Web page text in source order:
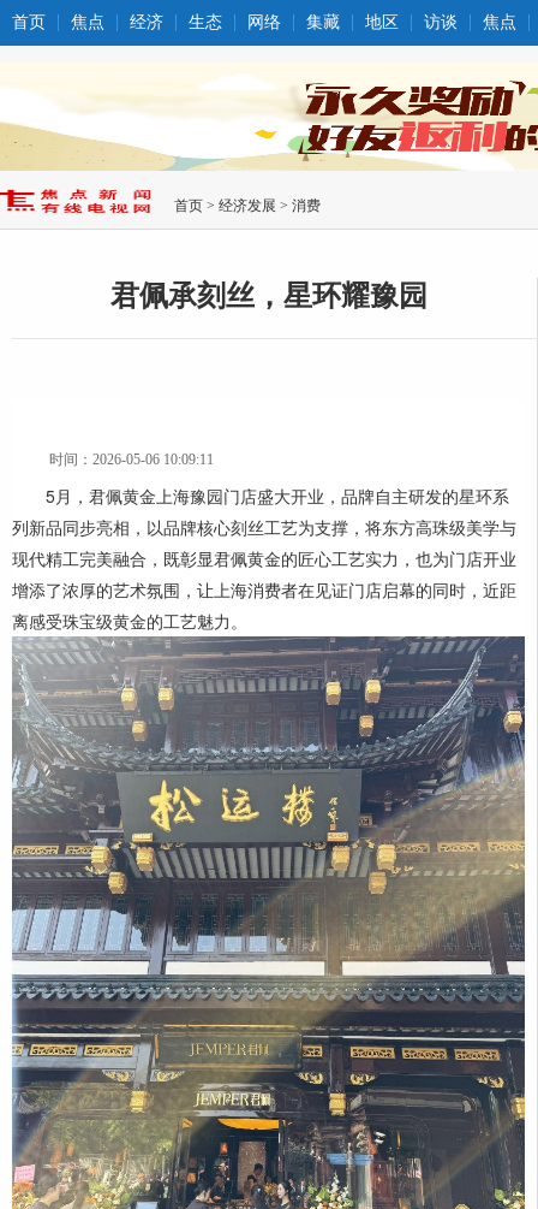
首页 焦点 经济 生态 网络 集藏 地区 访谈 焦点
首页 > 经济发展 > 消费
君佩承刻丝，星环耀豫园
时间：2026-05-06 10:09:11
5月，君佩黄金上海豫园门店盛大开业，品牌自主研发的星环系
列新品同步亮相，以品牌核心刻丝工艺为支撑，将东方高珠级美学与
现代精工完美融合，既彰显君佩黄金的匠心工艺实力，也为门店开业
增添了浓厚的艺术氛围，让上海消费者在见证门店启幕的同时，近距
离感受珠宝级黄金的工艺魅力。